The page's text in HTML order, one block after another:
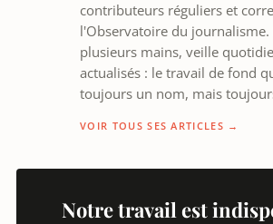
contributeurs réguliers et
l'Observatoire du journalisme.
plusieurs mains, veille
actualisés : le travail de fond
toujours un nom, mais
VOIR TOUS SES ARTICLES →
Notre travail est